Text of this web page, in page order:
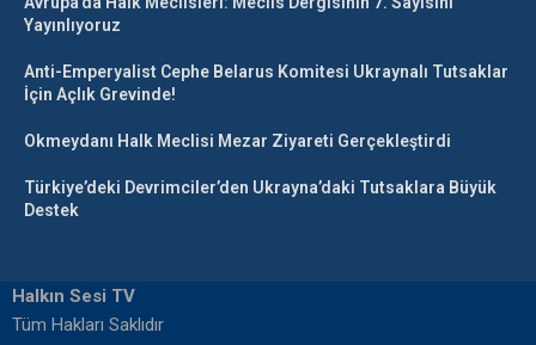
Yayınlıyoruz
Anti-Emperyalist Cephe Belarus Komitesi Ukraynalı Tutsaklar
İçin Açlık Grevinde!
Okmeydanı Halk Meclisi Mezar Ziyareti Gerçekleştirdi
Türkiye’deki Devrimciler’den Ukrayna’daki Tutsaklara Büyük
Destek
Halkın Sesi TV
Tüm Hakları Saklıdır